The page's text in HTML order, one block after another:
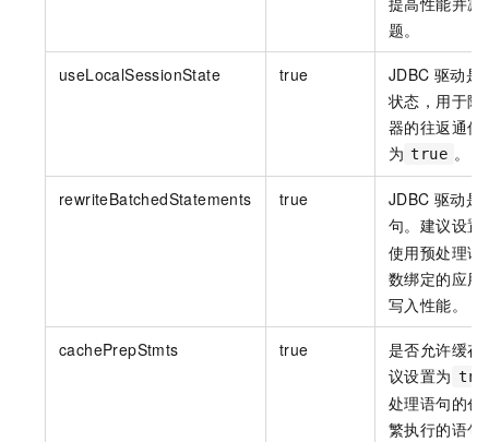
题。
useLocalSessionState true JDBC 驱动是
状态，用于降
器的往返通信
为 true 。
rewriteBatchedStatements true JDBC 驱动是
句。建议设置
使用预处理语
数绑定的应用
写入性能。
cachePrepStmts true
是否允许缓存
议设置为
处理语句的创
繁执行的语句